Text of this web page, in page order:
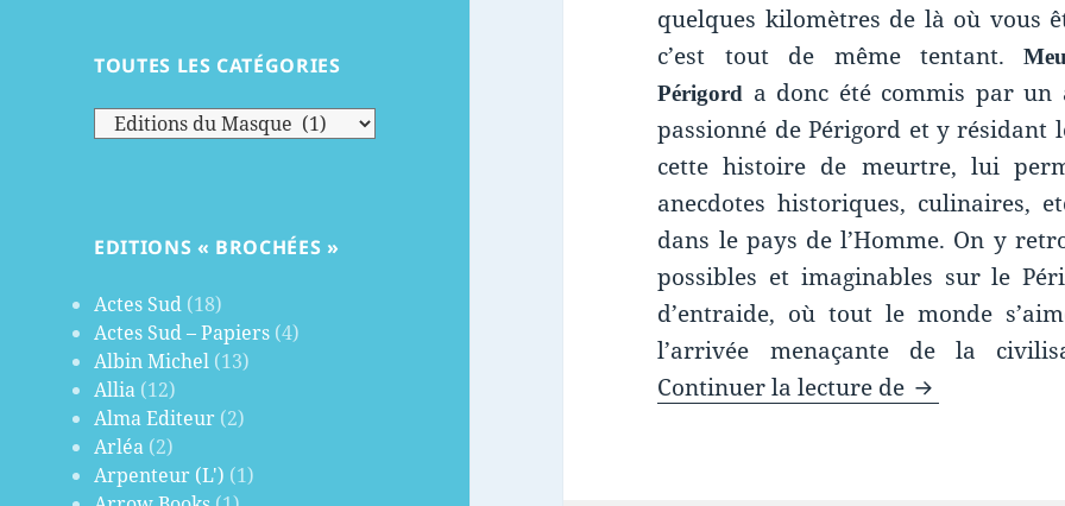
TOUTES LES CATÉGORIES
Toutes
EDITIONS « BROCHÉES »
Actes Sud (18)
Actes Sud – Papiers (4)
Albin Michel (13)
Allia (12)
Alma Editeur (2)
Arléa (2)
Arpenteur (L') (1)
quelques kilomètres de là où vous
c’est tout de même tentant.
Périgord a donc été commis par un
passionné de Périgord et y résidant
cette histoire de meurtre, lui
anecdotes historiques, culinaires,
dans le pays de l’Homme. On y
possibles et imaginables sur le
d’entraide, où tout le monde
l’arrivée menaçante de la
Continuer la lecture de Chronique